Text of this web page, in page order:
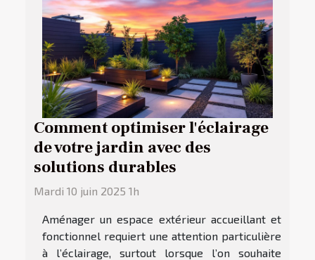
Comment optimiser l'éclairage
de votre jardin avec des
solutions durables
Mardi 10 juin 2025 1h
Aménager un espace extérieur accueillant et
fonctionnel requiert une attention particulière
à l’éclairage, surtout lorsque l’on souhaite